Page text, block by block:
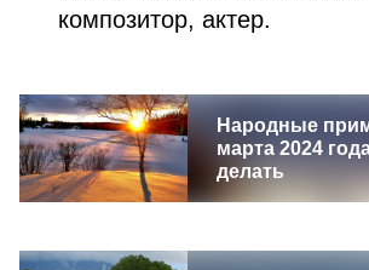
композитор, актер.
Народные
марта 2024
делать